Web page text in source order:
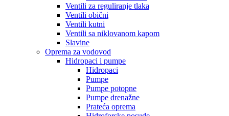
Ventili za reguliranje tlaka
Ventili obični
Ventili kutni
Ventili sa niklovanom kapom
Slavine
Oprema za vodovod
Hidropaci i pumpe
Hidropaci
Pumpe
Pumpe potopne
Pumpe drenažne
Prateća oprema